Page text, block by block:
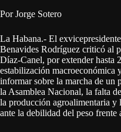
Por Jorge Sotero
La Habana.- El
Benavides Rodríguez criticó al
Díaz-Canel, por extender hasta
estabilización macroeconómica
informar sobre la marcha de un
la Asamblea Nacional, la falta
la producción agroalimentaria y
ante la debilidad del peso frente